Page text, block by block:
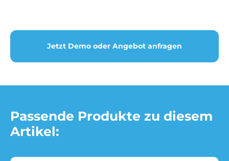
Jetzt Demo oder Angebot anfragen
Passende Produkte zu diesem
Artikel: